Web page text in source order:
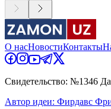
О насНовостиКонтакты
Свидетельство: №1346
Автор идеи: Фирдавс